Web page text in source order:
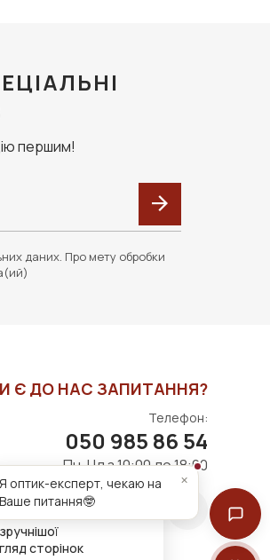
першим!
даних. Про мету обробки
сторінок
Є ДО НАС ЗАПИТАННЯ?
Телефон:
050 985 86 54
Пн-Нд з 10:00 до 18:00
Я оптик-експерт, чекаю на
Ваше питання🤓
×